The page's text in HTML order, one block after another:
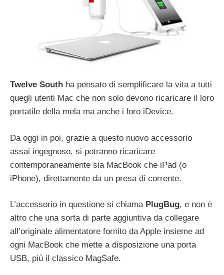
Twelve South ha pensato di semplificare la vita a tutti
quegli utenti Mac che non solo devono ricaricare il loro
portatile della mela ma anche i loro iDevice.
Da oggi in poi, grazie a questo nuovo accessorio
assai ingegnoso, si potranno ricaricare
contemporaneamente sia MacBook che iPad (o
iPhone), direttamente da un presa di corrente.
L’accessorio in questione si chiama PlugBug, e non è
altro che una sorta di parte aggiuntiva da collegare
all’originale alimentatore fornito da Apple insieme ad
ogni MacBook che mette a disposizione una porta
USB, più il classico MagSafe.